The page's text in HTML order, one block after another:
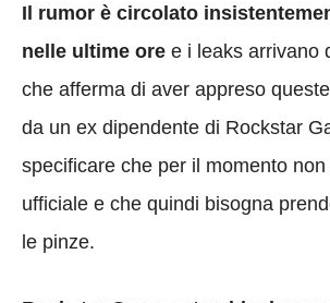
Il rumor è circolato
nelle ultime ore e i leaks arrivano
che afferma di aver appreso
da un ex dipendente di Rockstar
specificare che per il momento non
ufficiale e che quindi bisogna
le pinze.